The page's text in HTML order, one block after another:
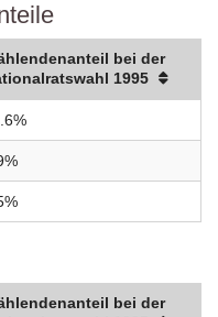
bei der
1995
bei der